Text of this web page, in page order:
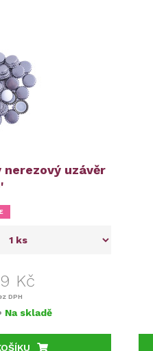
uzávěr
Kč
DPH
Na skladě